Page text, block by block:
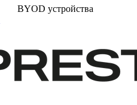
BYOD устройства